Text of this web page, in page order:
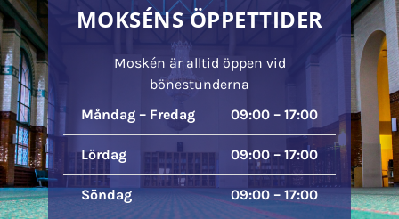
MOKSÉNS ÖPPETTIDER
Moskén är alltid öppen vid
bönestunderna
Måndag – Fredag
09:00 – 17:00
Lördag 09:00 – 17:00
Söndag 09:00 – 17:00